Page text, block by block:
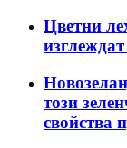
Цветни
този
свойства